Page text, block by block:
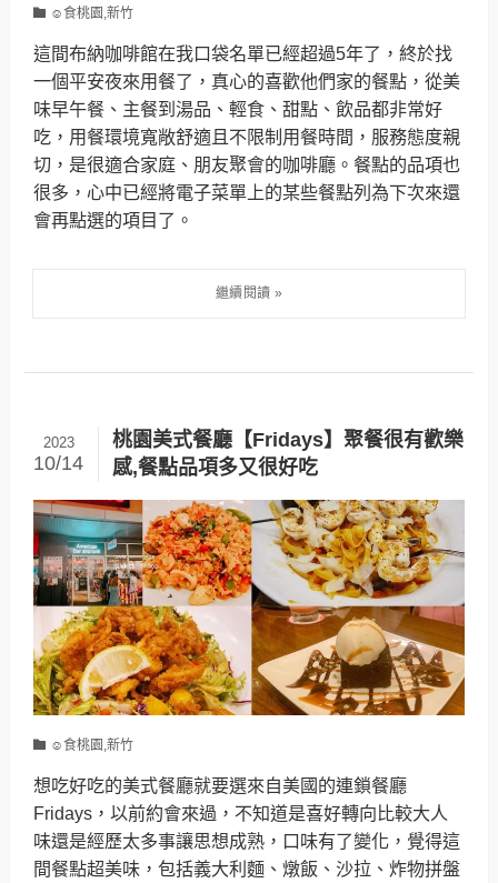
☺食桃園,新竹
這間布納咖啡館在我口袋名單已經超過5年了，終於找
一個平安夜來用餐了，真心的喜歡他們家的餐點，從美
味早午餐、主餐到湯品、輕食、甜點、飲品都非常好
吃，用餐環境寬敞舒適且不限制用餐時間，服務態度親
切，是很適合家庭、朋友聚會的咖啡廳。餐點的品項也
很多，心中已經將電子菜單上的某些餐點列為下次來還
會再點選的項目了。
桃園美式餐廳【Fridays】聚餐很有歡樂
感,餐點品項多又很好吃
2023
10/14
☺食桃園,新竹
想吃好吃的美式餐廳就要選來自美國的連鎖餐廳
Fridays，以前約會來過，不知道是喜好轉向比較大人
味還是經歷太多事讓思想成熟，口味有了變化，覺得這
間餐點超美味，包括義大利麵、燉飯、沙拉、炸物拼盤